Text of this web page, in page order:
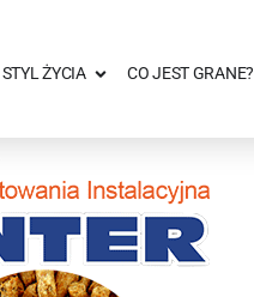
STYL ŻYCIA CO JEST GRANE?